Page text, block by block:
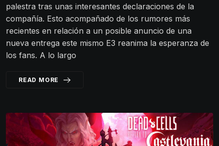
palestra tras unas interesantes declaraciones de la
compañía. Esto acompañado de los rumores más
recientes en relación a un posible anuncio de una
nueva entrega este mismo E3 reanima la esperanza de
los fans. A lo largo
READ MORE